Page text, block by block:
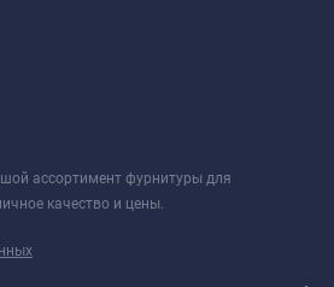
ассортимент фурнитуры для
качество и цены.